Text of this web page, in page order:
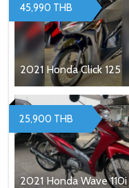
2021 Honda Click 125
45,990 THB
2021 Honda Wave 110i
25,900 THB